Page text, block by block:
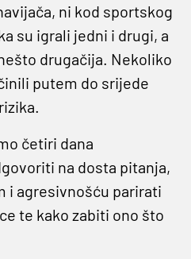
ni kod sportskog
su igrali jedni i drugi, a
drugačija. Nekoliko
putem do srijede
četiri dana
na dosta pitanja,
i agresivnošću parirati
te kako zabiti ono što